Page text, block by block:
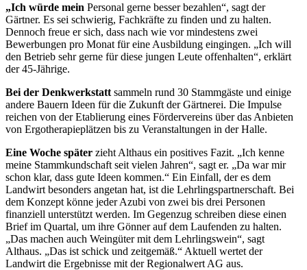
„Ich würde mein Personal gerne besser bezahlen“, sagt der
Gärtner. Es sei schwierig, Fachkräfte zu finden und zu halten.
Dennoch freue er sich, dass nach wie vor mindestens zwei
Bewerbungen pro Monat für eine Ausbildung eingingen. „Ich will
den Betrieb sehr gerne für diese jungen Leute offenhalten“, erklärt
der 45-Jährige.
Bei der Denkwerkstatt sammeln rund 30 Stammgäste und einige
andere Bauern Ideen für die Zukunft der Gärtnerei. Die Impulse
reichen von der Etablierung eines Fördervereins über das Anbieten
von Ergotherapieplätzen bis zu Veranstaltungen in der Halle.
Eine Woche später zieht Althaus ein positives Fazit. „Ich kenne
meine Stammkundschaft seit vielen Jahren“, sagt er. „Da war mir
schon klar, dass gute Ideen kommen.“ Ein Einfall, der es dem
Landwirt besonders angetan hat, ist die Lehrlingspartnerschaft. Bei
dem Konzept könne jeder Azubi von zwei bis drei Personen
finanziell unterstützt werden. Im Gegenzug schreiben diese einen
Brief im Quartal, um ihre Gönner auf dem Laufenden zu halten.
„Das machen auch Weingüter mit dem Lehrlingswein“, sagt
Althaus. „Das ist schick und zeitgemäß.“ Aktuell wertet der
Landwirt die Ergebnisse mit der Regionalwert AG aus.